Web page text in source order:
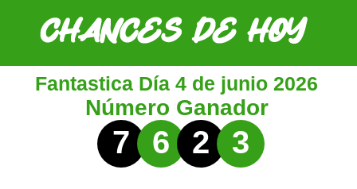
Fantastica Día 4 de junio 2026
Número Ganador
7 6 2 3